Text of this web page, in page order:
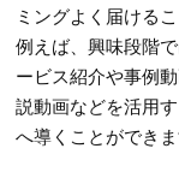
ミングよく届ける
例えば、興味段階
ービス紹介や事例
説動画などを活用
へ導くことができま